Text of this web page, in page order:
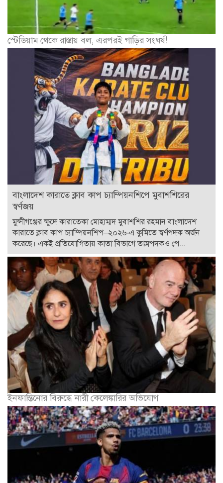
স্টেডিয়াম থেকে রাস্তায় বল, এরপরই গাড়ির সংঘর্ষ!
বাংলাদেশ কারাতে ক্লাব কাপ চ্যাম্পিয়নশিপে মুবাশশিরের
স্বর্ণজয়
মুন্সীগঞ্জের ক্ষুদে কারাতেকা মোহাম্মদ মুবাশশির রহমান বাংলাদেশ
কারাতে ক্লাব কাপ চ্যাম্পিয়নশিপ–২০২৬-এ কুমিতে স্বর্ণপদক অর্জন
করেছে। একই প্রতিযোগিতায় কাতা বিভাগে তাম্রপদকও পে...
ইনফান্তিনোর বিরুদ্ধে নারী কেলেঙ্কারির অভিযোগ